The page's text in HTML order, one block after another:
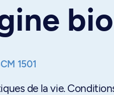
1501
de la vie.